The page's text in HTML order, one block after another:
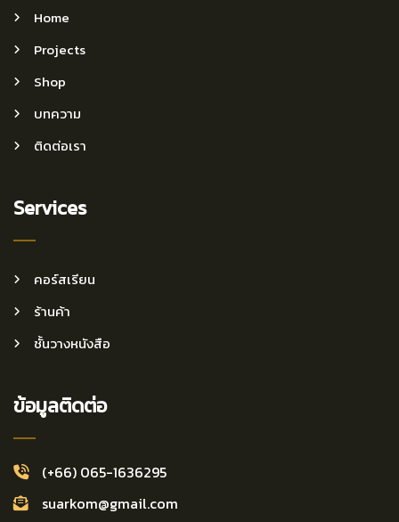
Home
Projects
Shop
บทความ
ติดต่อเรา
Services
คอร์สเรียน
ร้านค้า
ชั้นวางหนังสือ
ข้อมูลติดต่อ
(+66) 065-1636295
suarkom@gmail.com